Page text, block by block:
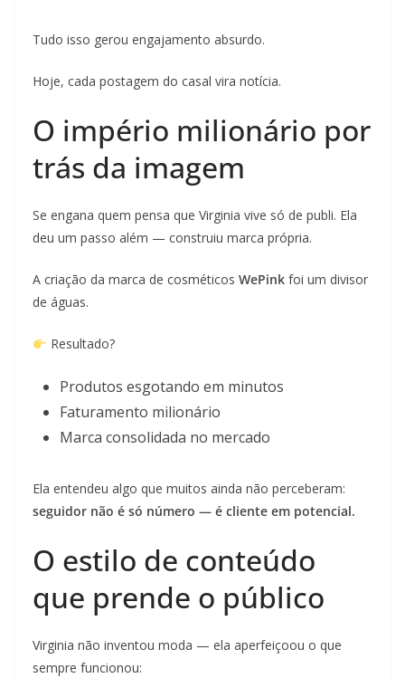
Tudo isso gerou engajamento absurdo.
Hoje, cada postagem do casal vira notícia.
O império milionário por
trás da imagem
Se engana quem pensa que Virginia vive só de publi. Ela
deu um passo além — construiu marca própria.
A criação da marca de cosméticos WePink foi um divisor
de águas.
Resultado?
Produtos esgotando em minutos
Faturamento milionário
Marca consolidada no mercado
Ela entendeu algo que muitos ainda não perceberam:
seguidor não é só número — é cliente em potencial.
O estilo de conteúdo
que prende o público
Virginia não inventou moda — ela aperfeiçoou o que
sempre funcionou: